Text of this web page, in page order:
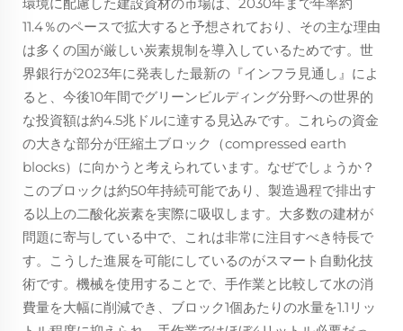
11.4％のペースで拡大すると予想されており、その主な理由
は多くの国が厳しい炭素規制を導入しているためです。世
界銀行が2023年に発表した最新の『インフラ見通し』によ
ると、今後10年間でグリーンビルディング分野への世界的
な投資額は約4.5兆ドルに達する見込みです。これらの資金
の大きな部分が圧縮土ブロック（compressed earth
blocks）に向かうと考えられています。なぜでしょうか？
このブロックは約50年持続可能であり、製造過程で排出す
る以上の二酸化炭素を実際に吸収します。大多数の建材が
問題に寄与している中で、これは非常に注目すべき特長で
す。こうした進展を可能にしているのがスマート自動化技
術です。機械を使用することで、手作業と比較して水の消
費量を大幅に削減でき、ブロック1個あたりの水量を1.1リッ